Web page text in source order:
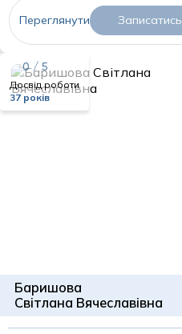
Переглянути Записатись
0 / 5
Досвід роботи
37 років
Баришова
Світлана Вячеславівна